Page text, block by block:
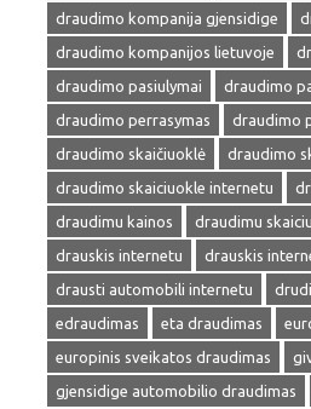
draudimo kompanija gjensidige
draudimo kompanijos lietuvoje
draudimo pasiulymai
draudimo
draudimo perrasymas
draudimo
draudimo skaičiuoklė
draudimo
draudimo skaiciuokle internetu
draudimu kainos
draudimu
drauskis internetu
drauskis
drausti automobili internetu
edraudimas
eta draudimas
europinis sveikatos draudimas
gjensidige automobilio draudimas